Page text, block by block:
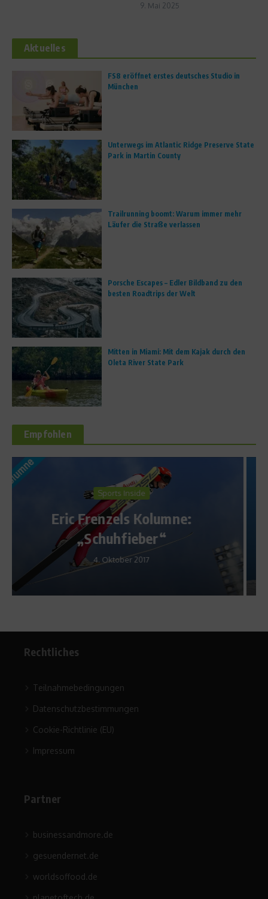
9. Mai 2025
Aktuelles
FS8 eröffnet erstes deutsches Studio in
München
Unterwegs im Atlantic Ridge Preserve State
Park in Martin County
Trailrunning boomt: Warum immer mehr
Läufer die Straße verlassen
Porsche Escapes – Edler Bildband zu den
besten Roadtrips der Welt
Mitten in Miami: Mit dem Kajak durch den
Oleta River State Park
Empfohlen
Sportfachhändler präsentiert
Kinderski-Tauschsystem
2. Dezember 2018
Rechtliches
Teilnahmebedingungen
Datenschutzbestimmungen
Cookie-Richtlinie (EU)
Impressum
Partner
businessandmore.de
gesuendernet.de
worldsoffood.de